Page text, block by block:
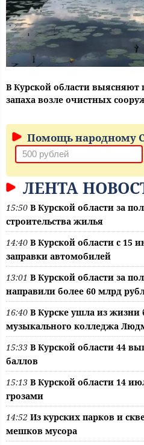
В Курской области выясняют
запаха возле очистных
Помощь народному
ЛЕНТА
15:50 В Курской области за
строительства жилья
14:40 В Курской области с 15
заправки автомобилей
13:01 В Курской области за
направили более 60 млрд
16:40 В Курске ушла из
музыкального колледжа
15:33 В Курской области 44
баллов
15:13 В Курской области 14
грозами
14:52 Из курских парков и
мешков мусора